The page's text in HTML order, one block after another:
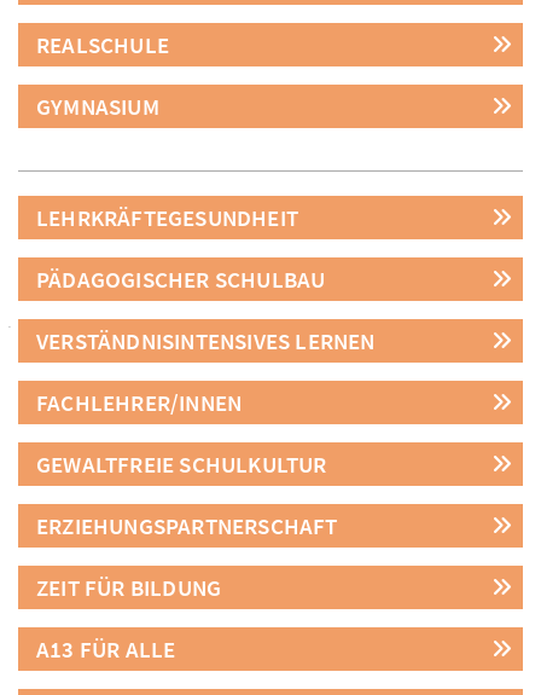
REALSCHULE
GYMNASIUM
LEHRKRÄFTEGESUNDHEIT
PÄDAGOGISCHER SCHULBAU
VERSTÄNDNISINTENSIVES LERNEN
FACHLEHRER/INNEN
GEWALTFREIE SCHULKULTUR
ERZIEHUNGSPARTNERSCHAFT
ZEIT FÜR BILDUNG
A13 FÜR ALLE